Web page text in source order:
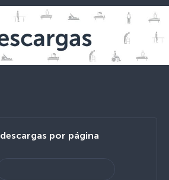
descargas por página